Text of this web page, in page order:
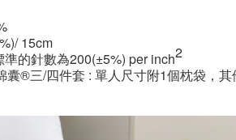
15cm
的針數為200(±5%) per inch2
囊®三/四件套 : 單人尺寸附1個枕袋，